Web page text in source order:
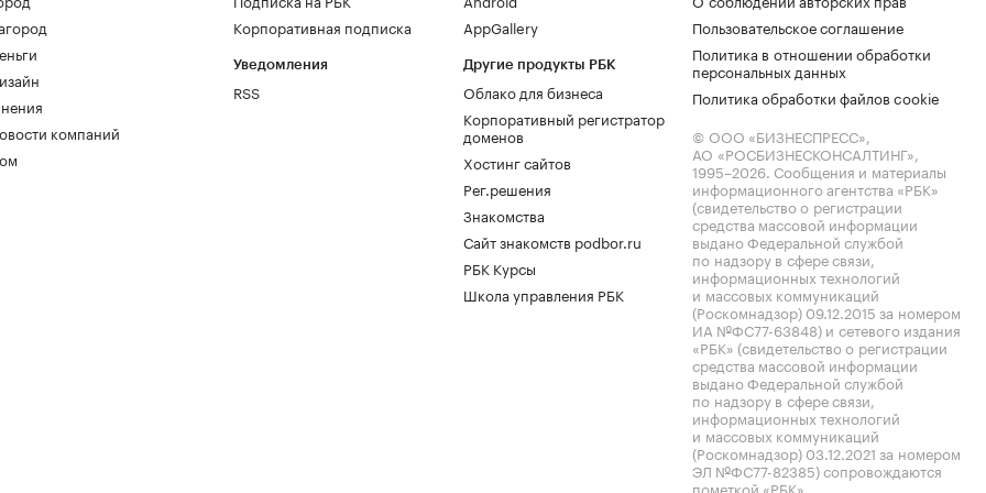
компаний
Корпоративная подписка
Уведомления
RSS
AppGallery
Другие продукты РБК
Облако для бизнеса
Корпоративный регистратор
доменов
Хостинг сайтов
Рег.решения
Знакомства
Сайт знакомств podbor.ru
РБК Курсы
Школа управления РБК
Пользовательское соглашение
Политика в отношении обработки
персональных данных
Политика обработки файлов cookie
© ООО «БИЗНЕСПРЕСС»,
АО «РОСБИЗНЕСКОНСАЛТИНГ»,
1995–2026. Сообщения и материалы
информационного агентства «РБК»
(свидетельство о регистрации
средства массовой информации
выдано Федеральной службой
по надзору в сфере связи,
информационных технологий
и массовых коммуникаций
(Роскомнадзор) 09.12.2015 за номером
ИА №ФС77-63848) и сетевого издания
«РБК» (свидетельство о регистрации
средства массовой информации
выдано Федеральной службой
по надзору в сфере связи,
информационных технологий
и массовых коммуникаций
(Роскомнадзор) 03.12.2021 за номером
ЭЛ №ФС77-82385) сопровождаются
пометкой «РБК».